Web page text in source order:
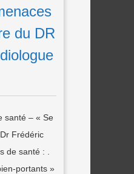
du DR
santé – « Se
Frédéric
de santé : .
portants »